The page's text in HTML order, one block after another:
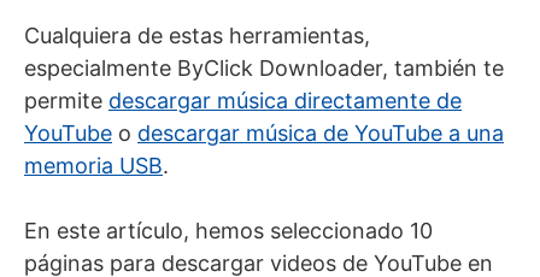
Cualquiera de estas herramientas,
especialmente ByClick Downloader, también te
permite descargar música directamente de
YouTube o descargar música de YouTube a una
memoria USB.
En este artículo, hemos seleccionado 10
páginas para descargar videos de YouTube en